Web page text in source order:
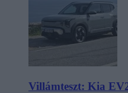
Villámteszt: Kia